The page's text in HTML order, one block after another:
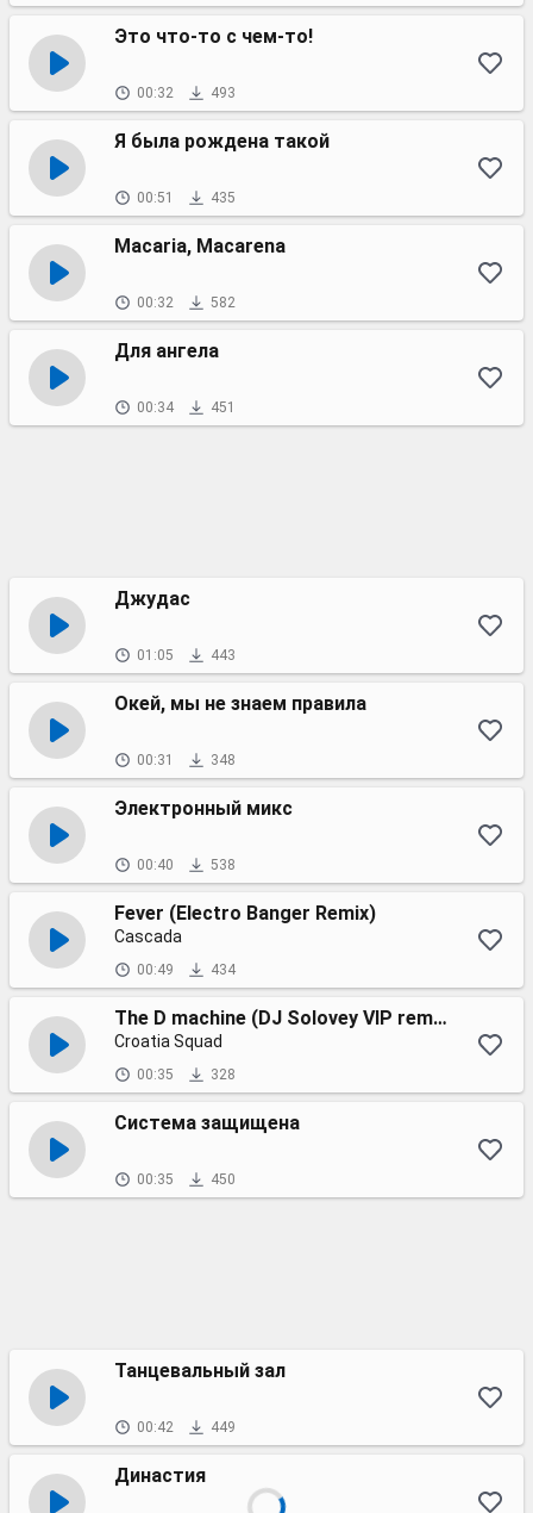
Это что-то с чем-то!
00:32 493
Я была рождена такой
00:51 435
Macaria, Macarena
00:32 582
Для ангела
00:34 451
Джудас
01:05 443
Окей, мы не знаем правила
00:31 348
Электронный микс
00:40 538
Fever (Electro Banger Remix)
Cascada
00:49 434
The D machine (DJ Solovey VIP remix) Radio
Croatia Squad
00:35 328
Система защищена
00:35 450
Танцевальный зал
00:42 449
Династия